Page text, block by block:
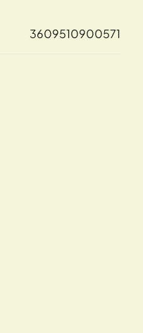
3609510900571